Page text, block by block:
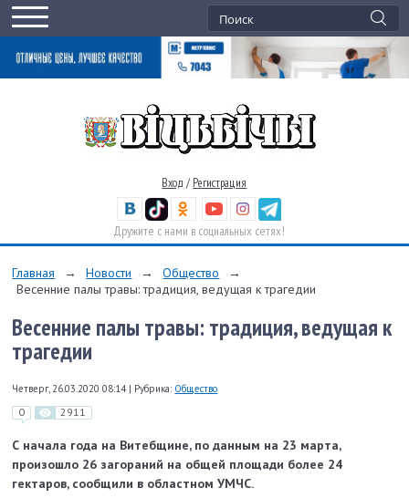
Вход / Регистрация
Дружите с нами в социальных сетях!
Главная → Новости → Общество
→
Весенние палы травы: традиция, ведущая к трагедии
Весенние палы травы: традиция, ведущая к
трагедии
Четверг, 26.03.2020 08:14 | Рубрика: Общество
0 2911
С начала года на Витебщине, по данным на 23 марта,
произошло 26 загораний на общей площади более 24
гектаров, сообщили в областном УМЧС.